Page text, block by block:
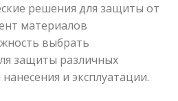
решения для защиты от
материалов
выбрать
защиты различных
и эксплуатации.